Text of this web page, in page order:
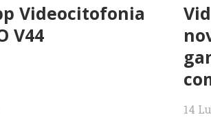
Videocitofonia
V44
14